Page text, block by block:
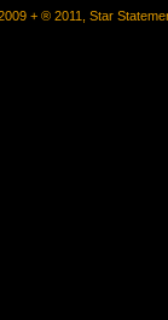
+ ® 2011, Star